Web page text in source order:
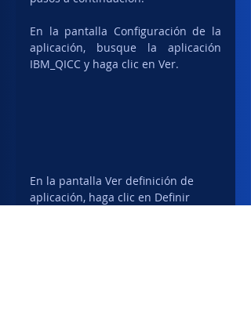
En la pantalla Configuración de la
aplicación, busque la aplicación
IBM_QICC y haga clic en Ver.
En la pantalla Ver definición de
aplicación, haga clic en Definir